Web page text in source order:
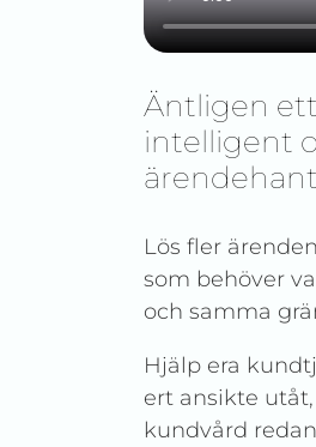
Äntligen
intelligent
Lös fler
som behöver
och samma
Hjälp era
ert ansikte
kundvård